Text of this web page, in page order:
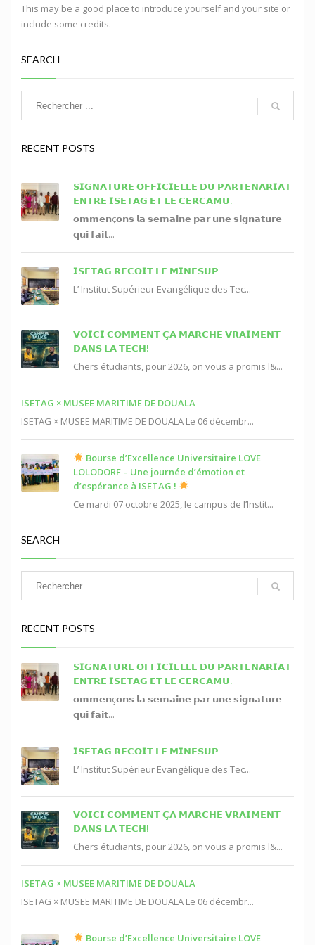
This may be a good place to introduce yourself and your site or
include some credits.
SEARCH
RECENT POSTS
𝗦𝗜𝗚𝗡𝗔𝗧𝗨𝗥𝗘 𝗢𝗙𝗙𝗜𝗖𝗜𝗘𝗟𝗟𝗘 𝗗𝗨 𝗣𝗔𝗥𝗧𝗘𝗡𝗔𝗥𝗜𝗔𝗧
𝗘𝗡𝗧𝗥𝗘 𝗜𝗦𝗘𝗧𝗔𝗚 𝗘𝗧 𝗟𝗘 𝗖𝗘𝗥𝗖𝗔𝗠𝗨.
𝗼𝗺𝗺𝗲𝗻ç𝗼𝗻𝘀 𝗹𝗮 𝘀𝗲𝗺𝗮𝗶𝗻𝗲 𝗽𝗮𝗿 𝘂𝗻𝗲 𝘀𝗶𝗴𝗻𝗮𝘁𝘂𝗿𝗲
𝗾𝘂𝗶 𝗳𝗮𝗶𝘁...
𝗜𝗦𝗘𝗧𝗔𝗚 𝗥𝗘𝗖𝗢𝗜𝗧 𝗟𝗘 𝗠𝗜𝗡𝗘𝗦𝗨𝗣
L’ Institut Supérieur Evangélique des Tec...
𝗩𝗢𝗜𝗖𝗜 𝗖𝗢𝗠𝗠𝗘𝗡𝗧 𝗖̧𝗔 𝗠𝗔𝗥𝗖𝗛𝗘 𝗩𝗥𝗔𝗜𝗠𝗘𝗡𝗧
𝗗𝗔𝗡𝗦 𝗟𝗔 𝗧𝗘𝗖𝗛!
Chers étudiants, pour 2026, on vous a promis l&...
ISETAG × MUSEE MARITIME DE DOUALA
ISETAG × MUSEE MARITIME DE DOUALA Le 06 décembr...
Bourse d’Excellence Universitaire LOVE
LOLODORF – Une journée d’émotion et
d’espérance à ISETAG !
Ce mardi 07 octobre 2025, le campus de l’Instit...
SEARCH
RECENT POSTS
𝗦𝗜𝗚𝗡𝗔𝗧𝗨𝗥𝗘 𝗢𝗙𝗙𝗜𝗖𝗜𝗘𝗟𝗟𝗘 𝗗𝗨 𝗣𝗔𝗥𝗧𝗘𝗡𝗔𝗥𝗜𝗔𝗧
𝗘𝗡𝗧𝗥𝗘 𝗜𝗦𝗘𝗧𝗔𝗚 𝗘𝗧 𝗟𝗘 𝗖𝗘𝗥𝗖𝗔𝗠𝗨.
𝗼𝗺𝗺𝗲𝗻ç𝗼𝗻𝘀 𝗹𝗮 𝘀𝗲𝗺𝗮𝗶𝗻𝗲 𝗽𝗮𝗿 𝘂𝗻𝗲 𝘀𝗶𝗴𝗻𝗮𝘁𝘂𝗿𝗲
𝗾𝘂𝗶 𝗳𝗮𝗶𝘁...
𝗜𝗦𝗘𝗧𝗔𝗚 𝗥𝗘𝗖𝗢𝗜𝗧 𝗟𝗘 𝗠𝗜𝗡𝗘𝗦𝗨𝗣
L’ Institut Supérieur Evangélique des Tec...
𝗩𝗢𝗜𝗖𝗜 𝗖𝗢𝗠𝗠𝗘𝗡𝗧 𝗖̧𝗔 𝗠𝗔𝗥𝗖𝗛𝗘 𝗩𝗥𝗔𝗜𝗠𝗘𝗡𝗧
𝗗𝗔𝗡𝗦 𝗟𝗔 𝗧𝗘𝗖𝗛!
Chers étudiants, pour 2026, on vous a promis l&...
ISETAG × MUSEE MARITIME DE DOUALA
ISETAG × MUSEE MARITIME DE DOUALA Le 06 décembr...
Bourse d’Excellence Universitaire LOVE